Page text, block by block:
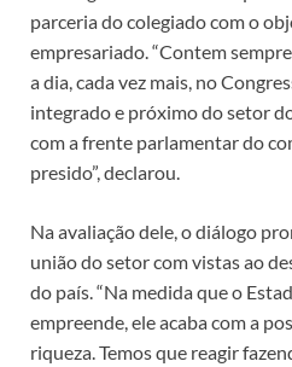
parceria do colegiado com o
empresariado. “Contem
a dia, cada vez mais, no
integrado e próximo do setor
com a frente parlamentar do
presido”, declarou.
Na avaliação dele, o diálogo
união do setor com vistas ao
do país. “Na medida que o
empreende, ele acaba com a
riqueza. Temos que reagir